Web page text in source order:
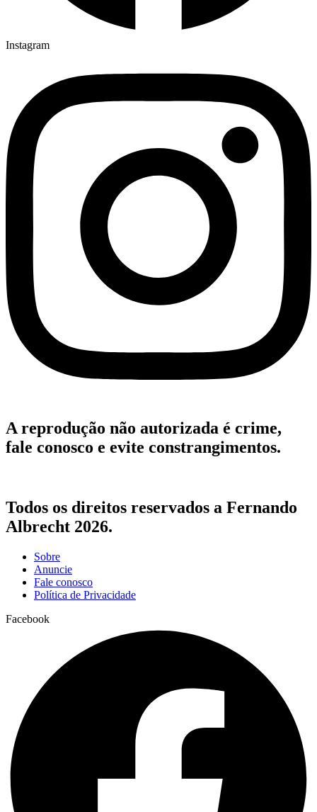
Instagram
A reprodução não autorizada é crime,
fale conosco e evite constrangimentos.
Todos os direitos reservados a Fernando
Albrecht 2026.
Sobre
Anuncie
Fale conosco
Política de Privacidade
Facebook